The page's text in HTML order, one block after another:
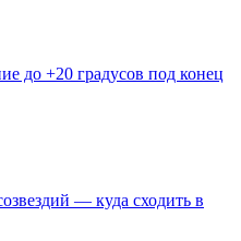
до +20 градусов под конец
— куда сходить в